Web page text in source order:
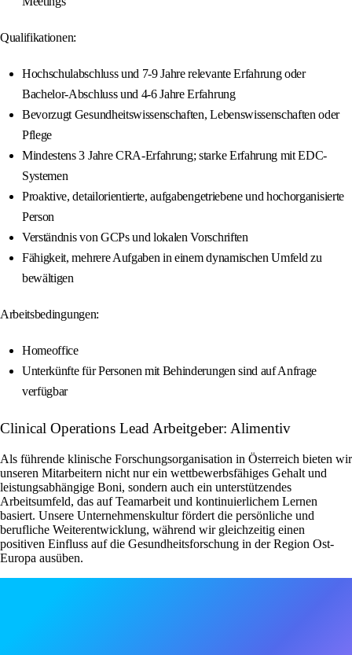
Qualifikationen:
Hochschulabschluss und 7-9 Jahre relevante Erfahrung oder
Bachelor-Abschluss und 4-6 Jahre Erfahrung
Bevorzugt Gesundheitswissenschaften, Lebenswissenschaften oder
Pflege
Mindestens 3 Jahre CRA-Erfahrung; starke Erfahrung mit EDC-
Systemen
Proaktive, detailorientierte, aufgabengetriebene und hochorganisierte
Person
Verständnis von GCPs und lokalen Vorschriften
Fähigkeit, mehrere Aufgaben in einem dynamischen Umfeld zu
bewältigen
Arbeitsbedingungen:
Homeoffice
Unterkünfte für Personen mit Behinderungen sind auf Anfrage
verfügbar
Clinical Operations Lead Arbeitgeber: Alimentiv
Als führende klinische Forschungsorganisation in Österreich bieten wir
unseren Mitarbeitern nicht nur ein wettbewerbsfähiges Gehalt und
leistungsabhängige Boni, sondern auch ein unterstützendes
Arbeitsumfeld, das auf Teamarbeit und kontinuierlichem Lernen
basiert. Unsere Unternehmenskultur fördert die persönliche und
berufliche Weiterentwicklung, während wir gleichzeitig einen
positiven Einfluss auf die Gesundheitsforschung in der Region Ost-
Europa ausüben.